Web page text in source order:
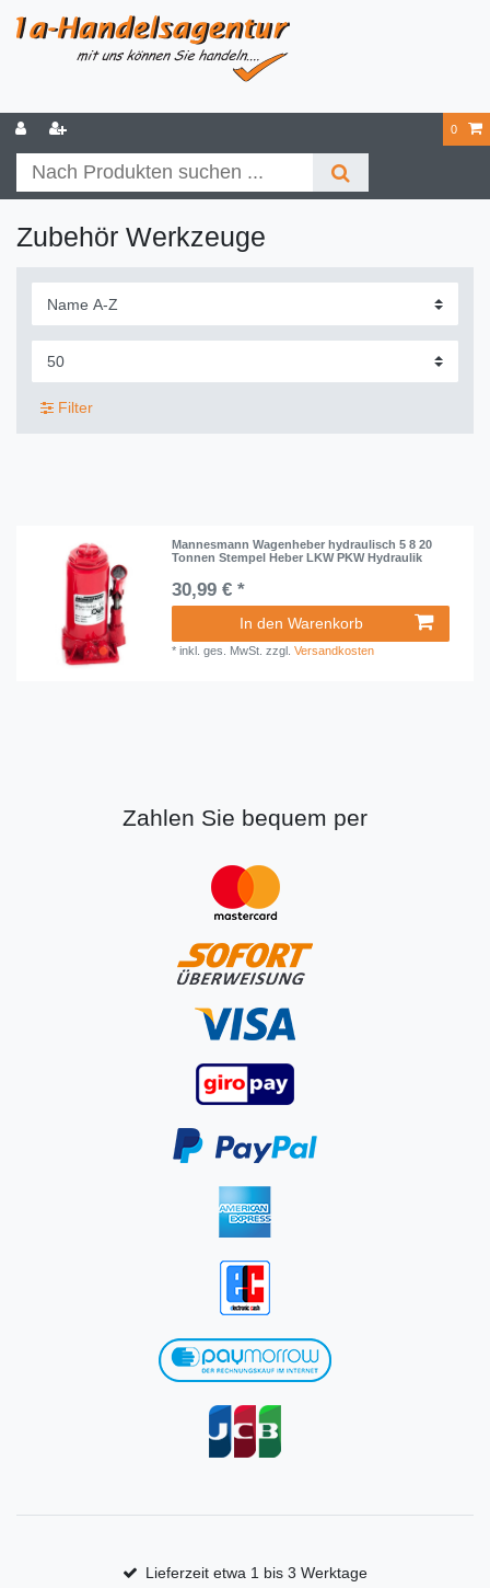
0
Zubehör Werkzeuge
Filter
Mannesmann Wagenheber hydraulisch 5 8 20
Tonnen Stempel Heber LKW PKW Hydraulik
30,99 € *
In den Warenkorb
*inkl. ges. MwSt. zzgl.Versandkosten
Zahlen Sie bequem per
Lieferzeit etwa 1 bis 3 Werktage